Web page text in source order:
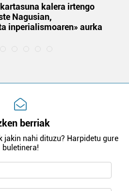
kalera irtengo
Nagusian,
inperialismoaren» aurka
berriak
jakin nahi dituzu? Harpidetu gure
buletinera!